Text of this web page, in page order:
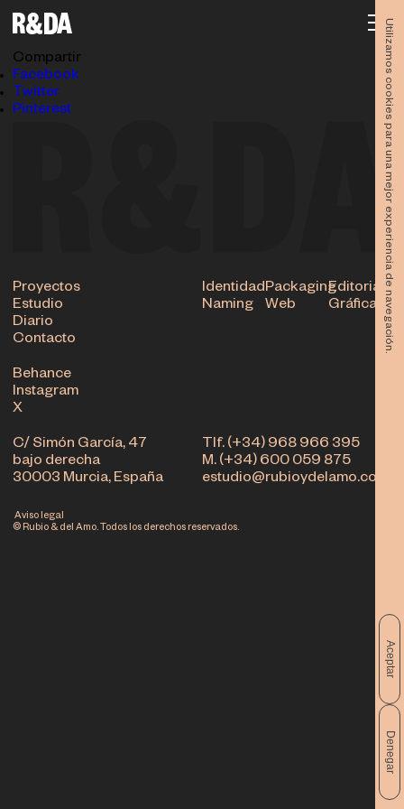
Utilizamos cookies para una mejor experiencia de navegación.
Aceptar
Denegar
07.05.2024
Compartir
Facebook
Twitter
Pinterest
Tlf. (+34) 968 966 395
M. (+34) 600 059 875
estudio@rubioydelamo.com
C/ Simón García, 47
bajo derecha
30003 Murcia, España
Proyectos
Estudio
Diario
Contacto
IdentidadPackagingEditorial
Naming
Web Gráfica
Behance
Instagram
X
© Rubio & del Amo. Todos los derechos reservados.
Aviso legal